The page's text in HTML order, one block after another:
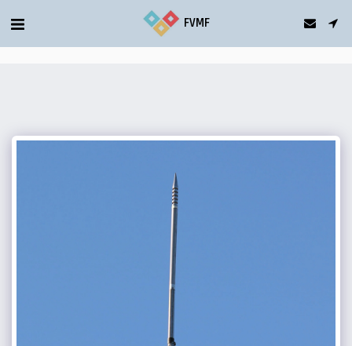
gtag('config', 'G-5T2FDQN1C0');
FVMF